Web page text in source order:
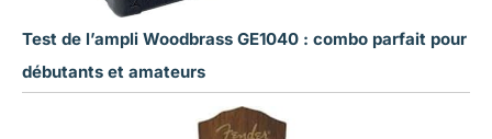
Test de l’ampli Woodbrass GE1040 : combo parfait pour
débutants et amateurs